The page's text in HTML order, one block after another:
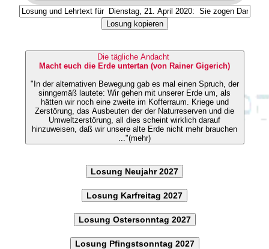
Losung kopieren
Die tägliche Andacht
Macht euch die Erde untertan (von Rainer Gigerich)
"In der alternativen Bewegung gab es mal einen Spruch, der
sinngemäß lautete: Wir gehen mit unserer Erde um, als
hätten wir noch eine zweite im Kofferraum. Kriege und
Zerstörung, das Ausbeuten der der Naturreserven und die
Umweltzerstörung, all dies scheint wirklich darauf
hinzuweisen, daß wir unsere alte Erde nicht mehr brauchen
..."(mehr)
Losung Neujahr 2027
Losung Karfreitag 2027
Losung Ostersonntag 2027
Losung Pfingstsonntag 2027